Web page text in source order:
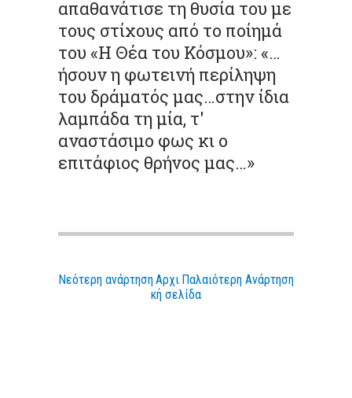
απαθανάτισε τη θυσία του με
τους στίχους από το ποίημά
του «Η Θέα του Κόσμου»: «…
ήσουν η φωτεινή περίληψη
του δράματός μας…στην ίδια
λαμπάδα τη μία, τ'
αναστάσιμο φως κι ο
επιτάφιος θρήνος μας…»
Νεότερη ανάρτηση Παλαιότερη Ανάρτηση
Αρχι
κή σελίδα